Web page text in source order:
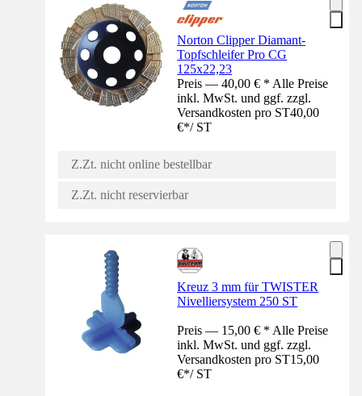
Norton Clipper Diamant-
Topfschleifer Pro CG
125x22,23
Preis — 40,00 € * Alle Preise
inkl. MwSt. und ggf. zzgl.
Versandkosten pro ST40,00
€*/ ST
Z.Zt. nicht online bestellbar
Z.Zt. nicht reservierbar
Kreuz 3 mm für TWISTER
Nivelliersystem 250 ST
Preis — 15,00 € * Alle Preise
inkl. MwSt. und ggf. zzgl.
Versandkosten pro ST15,00
€*/ ST